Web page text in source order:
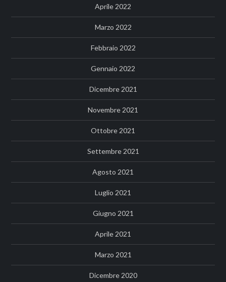
Aprile 2022
Marzo 2022
Febbraio 2022
Gennaio 2022
Dicembre 2021
Novembre 2021
Ottobre 2021
Settembre 2021
Agosto 2021
Luglio 2021
Giugno 2021
Aprile 2021
Marzo 2021
Dicembre 2020